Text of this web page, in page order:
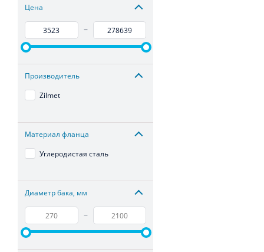
Цена
–
Производитель
Zilmet
Материал фланца
Углеродистая сталь
Диаметр бака, мм
–